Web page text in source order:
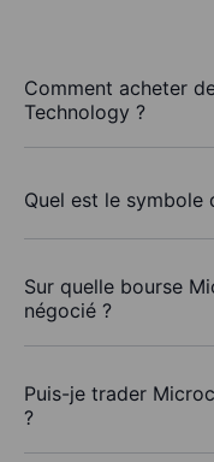
Comment acheter
Technology ?
Quel est le symbole
Sur quelle bourse
négocié ?
Puis-je trader
?